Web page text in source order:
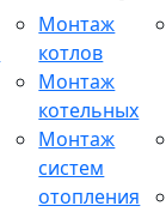
Монтаж
котлов
Монтаж
котельных
Монтаж
систем
отопления